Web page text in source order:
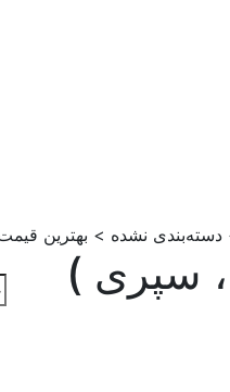
دسته‌بندی نشده > بهترین
، سپری )